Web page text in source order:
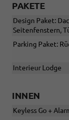
PAKETE
Design Paket:
Seitenfenstern,
Parking Paket:
Interieur Lodge
INNEN
Keyless Go +